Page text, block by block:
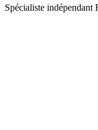
Spécialiste indépendant